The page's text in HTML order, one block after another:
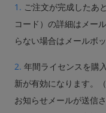
1. ご注文が完成したあ
コード）の詳細はメー
らない場合はメールボ
2. 年間ライセンスを購
新が有効になります。
お知らせメールが送信